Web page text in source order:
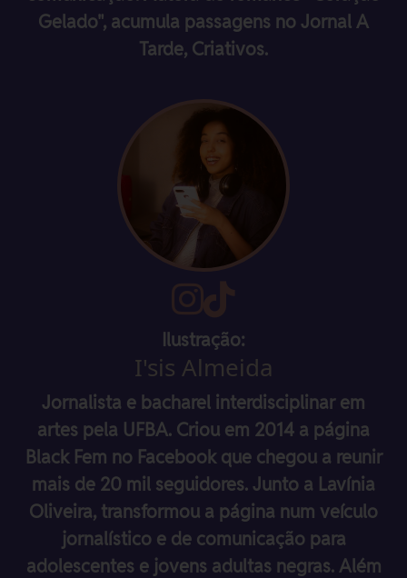
Gelado", acumula passagens no Jornal A
Tarde, Criativos.
Ilustração:
I'sis Almeida
Jornalista e bacharel interdisciplinar em
artes pela UFBA. Criou em 2014 a página
Black Fem no Facebook que chegou a reunir
mais de 20 mil seguidores. Junto a Lavínia
Oliveira, transformou a página num veículo
jornalístico e de comunicação para
adolescentes e jovens adultas negras. Além